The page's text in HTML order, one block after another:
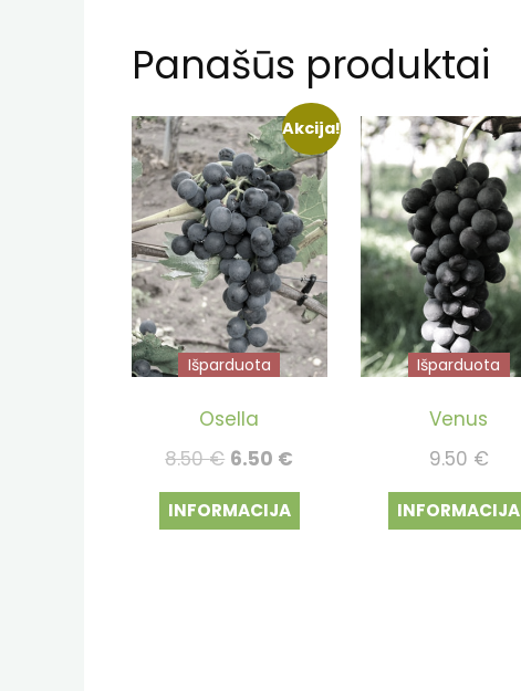
Panašūs produktai
Akcija!
Išparduota
Osella
8.50€ Original
price
was:
6.50 €
price
INFORMACIJA
Išparduota
Venus
9.50 €
INFORMACIJA